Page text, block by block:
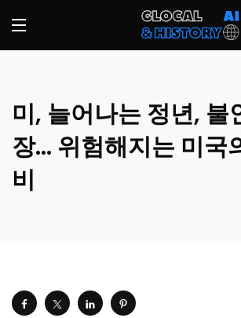
미, 늘어나는 정년, 불
장… 위험해지는 미국
비